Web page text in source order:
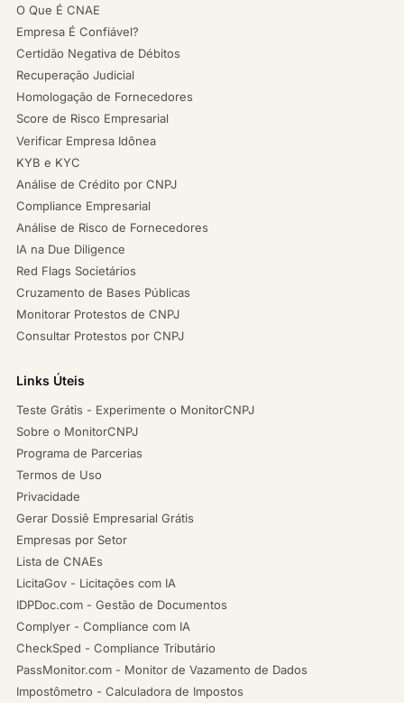
O Que É CNAE
Empresa É Confiável?
Certidão Negativa de Débitos
Recuperação Judicial
Homologação de Fornecedores
Score de Risco Empresarial
Verificar Empresa Idônea
KYB e KYC
Análise de Crédito por CNPJ
Compliance Empresarial
Análise de Risco de Fornecedores
IA na Due Diligence
Red Flags Societários
Cruzamento de Bases Públicas
Monitorar Protestos de CNPJ
Consultar Protestos por CNPJ
Links Úteis
Teste Grátis - Experimente o MonitorCNPJ
Sobre o MonitorCNPJ
Programa de Parcerias
Termos de Uso
Privacidade
Gerar Dossiê Empresarial Grátis
Empresas por Setor
Lista de CNAEs
LicitaGov - Licitações com IA
IDPDoc.com - Gestão de Documentos
Complyer - Compliance com IA
CheckSped - Compliance Tributário
PassMonitor.com - Monitor de Vazamento de Dados
Impostômetro - Calculadora de Impostos